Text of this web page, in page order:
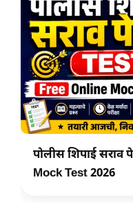
पोलीस शिपाई सराव
Mock Test 2026